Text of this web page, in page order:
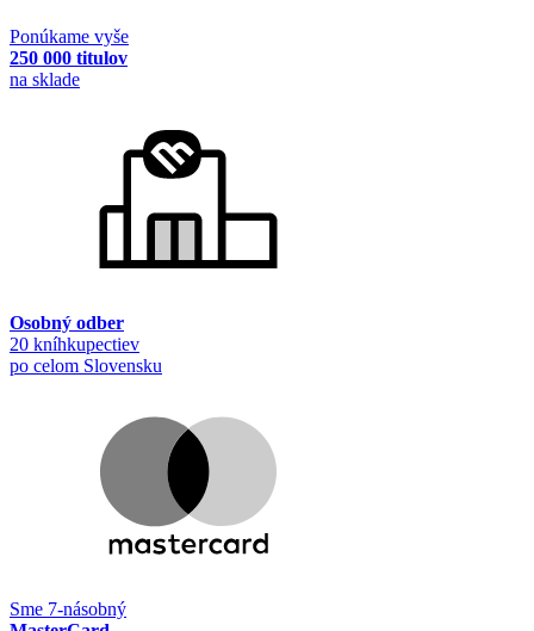
Ponúkame vyše
250 000 titulov
na sklade
Osobný odber
20 kníhkupectiev
po celom Slovensku
Sme 7-násobný